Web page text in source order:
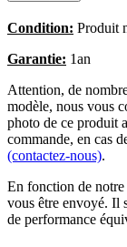
Condition: Produit
Garantie: 1an
Attention, de
modèle, nous vous
photo de ce produit
commande, en cas
(contactez-nous).
En fonction de
vous être envoyé. Il
de performance